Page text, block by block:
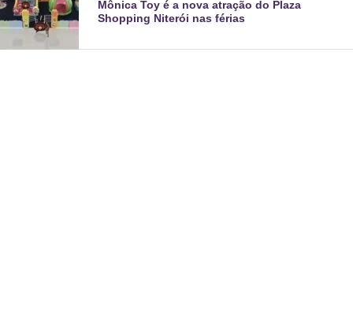
Mônica Toy é a nova atração do Plaza
Shopping Niterói nas férias